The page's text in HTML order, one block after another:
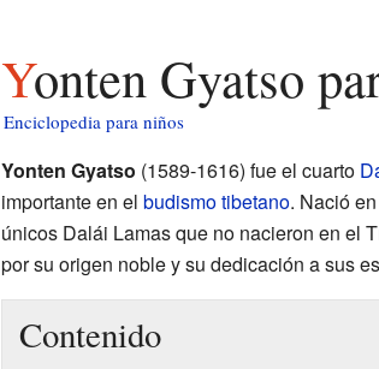
Yonten Gyatso
Enciclopedia para niños
Yonten Gyatso (1589-1616) fue el cuarto
importante en el budismo tibetano. Nació
únicos Dalái Lamas que no nacieron en el
por su origen noble y su dedicación a sus
Contenido